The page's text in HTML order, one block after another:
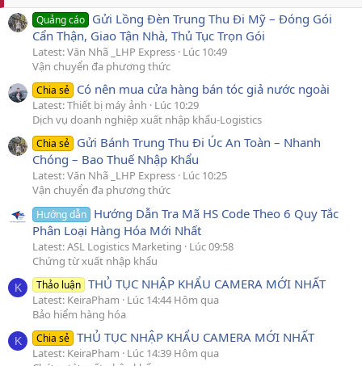
Quảng cáo Gửi Lồng Đèn Trung Thu Đi Mỹ – Đóng Gói
Cẩn Thận, Giao Tận Nhà, Thủ Tục Trọn Gói
Latest: Văn Nhã _LHP Express Lúc 10:49
Vận chuyển đa phương thức
Chia sẻ Có nên mua cửa hàng bán tóc giả nước ngoài
Latest: Thiết bị máy ảnh
Lúc 10:29
Dịch vụ doanh nghiệp xuất nhập khẩu-Logistics
Chia sẻ Gửi Bánh Trung Thu Đi Úc An Toàn – Nhanh
Chóng – Bao Thuế Nhập Khẩu
Latest: Văn Nhã _LHP Express Lúc 10:25
Vận chuyển đa phương thức
Hướng dẫn Hướng Dẫn Tra Mã HS Code Theo 6 Quy Tắc
Phân Loại Hàng Hóa Mới Nhất
Latest: ASL Logistics Marketing
Lúc 09:58
Chứng từ xuất nhập khẩu
K Thảo luận THỦ TỤC NHẬP KHẨU CAMERA MỚI NHẤT
Latest: KeiraPham
Lúc 14:44 Hôm qua
Bảo hiểm hàng hóa
K Chia sẻ THỦ TỤC NHẬP KHẨU CAMERA MỚI NHẤT
Latest: KeiraPham
Lúc 14:39 Hôm qua